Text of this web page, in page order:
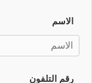
الاسم
رقم التلفون